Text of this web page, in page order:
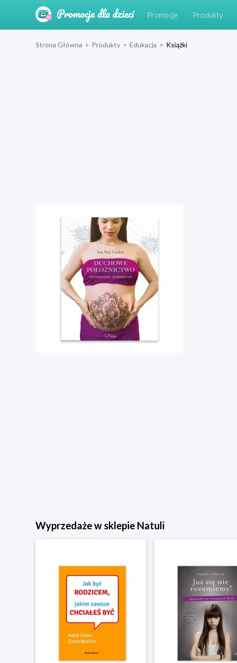
Promocje Produkty
Strona Główna > Produkty > Edukacja > Książki
Wyprzedaże w sklepie Natuli